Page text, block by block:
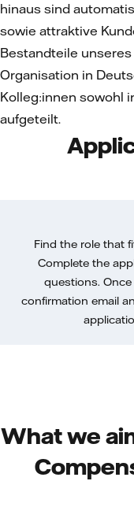
hinaus sind
sowie attraktive
Bestandteile
Organisation in
Kolleg:innen sowohl
aufgeteilt.
Find the role that
Complete the
questions. Once
confirmation email
What we